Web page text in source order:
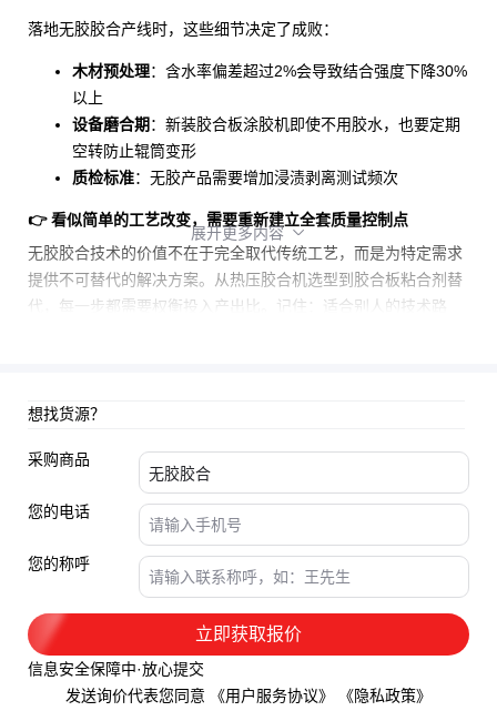
落地无胶胶合产线时，这些细节决定了成败：
木材预处理：含水率偏差超过2%会导致结合强度下降30%
以上
设备磨合期 ：新装胶合板涂胶机即使不用胶水，也要定期
空转防止辊筒变形
质检标准：无胶产品需要增加浸渍剥离测试频次
👉 看似简单的工艺改变，需要重新建立全套质量控制点
无胶胶合技术的价值不在于完全取代传统工艺，而是为特定需求
提供不可替代的解决方案。从热压胶合机选型到 胶合板粘合剂替
代，每一步都需要权衡投入产出比。记住：适合别人的技术路
展开更多内容 
想找货源？
采购商品
您的电话
您的称呼
立即获取报价
信息安全保障中·放心提交
发送询价代表您同意 《用户服务协议》 《隐私政策》